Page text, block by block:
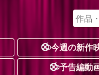
今週の新作
予告編動